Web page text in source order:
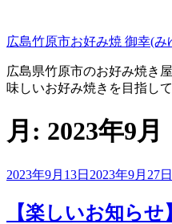
テ
ン
ツ
へ
キ
ッ
広島竹原市お好み焼 御幸(み
広島県竹原市のお好み焼き
味しいお好み焼きを目指して
月: 2023年9月
投
日:
2023年9月13日 2023年9月27日
【楽しいお知らせ】